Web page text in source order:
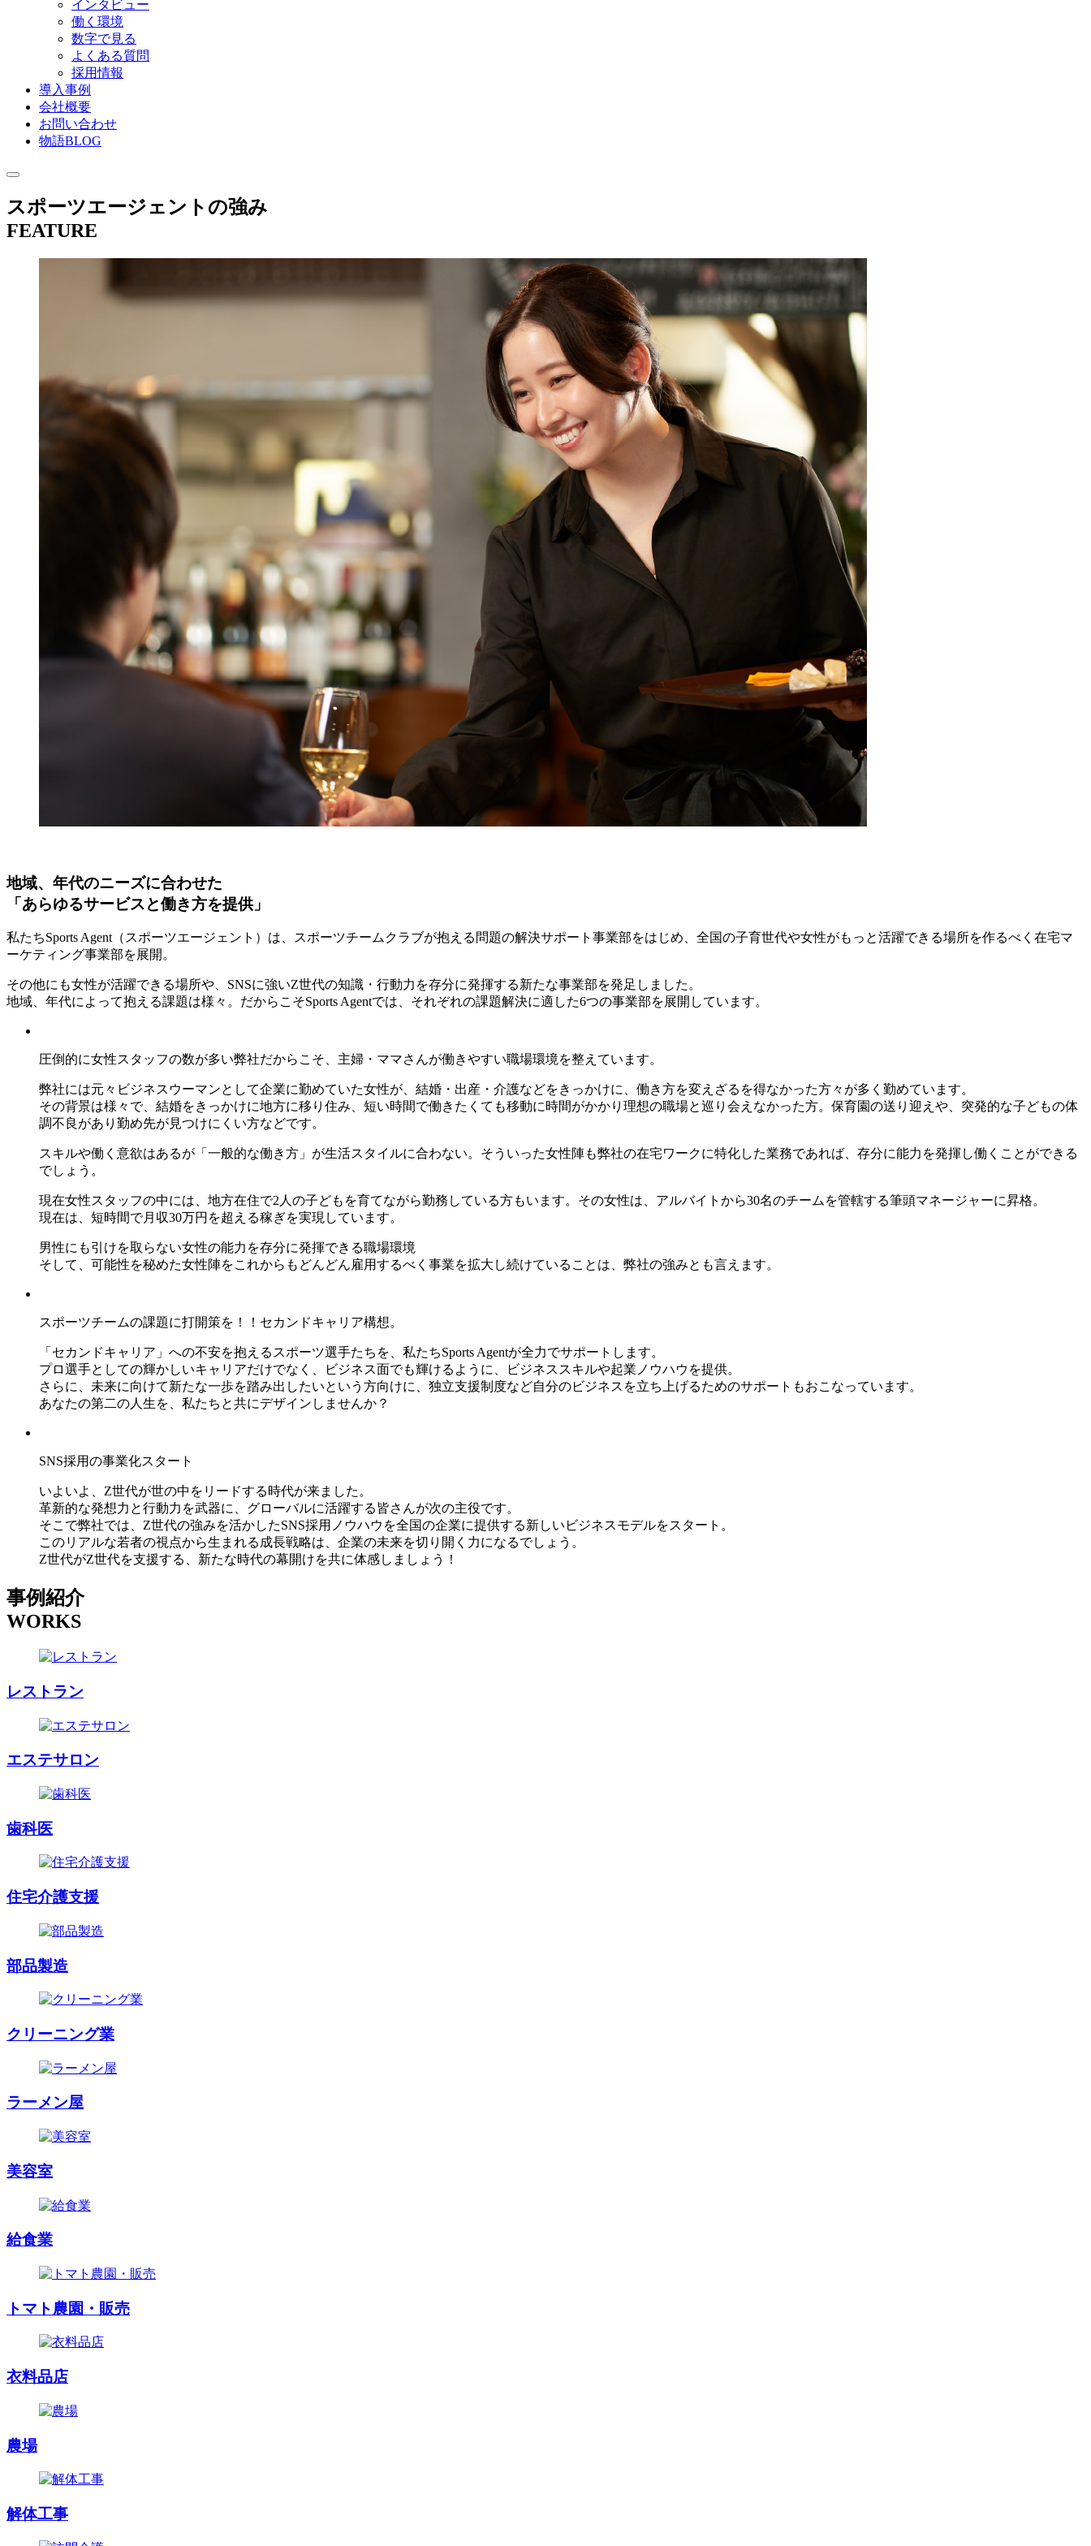
インタビュー
働く環境
数字で見る
よくある質問
採用情報
導入事例
会社概要
お問い合わせ
物語BLOG
スポーツエージェントの強み
FEATURE
地域、年代のニーズに合わせた
「あらゆるサービスと働き方を提供」
私たちSports Agent（スポーツエージェント）は、スポーツチームクラブが抱える問題の解決サポート事業部をはじめ、全国の子育世代や女性がもっと活躍できる場所を作るべく在宅マ
ーケティング事業部を展開。
その他にも女性が活躍できる場所や、SNSに強いZ世代の知識・行動力を存分に発揮する新たな事業部を発足しました。
地域、年代によって抱える課題は様々。だからこそSports Agentでは、それぞれの課題解決に適した6つの事業部を展開しています。
圧倒的に女性スタッフの数が多い弊社だからこそ、主婦・ママさんが働きやすい職場環境を整えています。
弊社には元々ビジネスウーマンとして企業に勤めていた女性が、結婚・出産・介護などをきっかけに、働き方を変えざるを得なかった方々が多く勤めています。
その背景は様々で、結婚をきっかけに地方に移り住み、短い時間で働きたくても移動に時間がかかり理想の職場と巡り会えなかった方。保育園の送り迎えや、突発的な子どもの体
調不良があり勤め先が見つけにくい方などです。
スキルや働く意欲はあるが「一般的な働き方」が生活スタイルに合わない。そういった女性陣も弊社の在宅ワークに特化した業務であれば、存分に能力を発揮し働くことができる
でしょう。
現在女性スタッフの中には、地方在住で2人の子どもを育てながら勤務している方もいます。その女性は、アルバイトから30名のチームを管轄する筆頭マネージャーに昇格。
現在は、短時間で月収30万円を超える稼ぎを実現しています。
男性にも引けを取らない女性の能力を存分に発揮できる職場環境
そして、可能性を秘めた女性陣をこれからもどんどん雇用するべく事業を拡大し続けていることは、弊社の強みとも言えます。
スポーツチームの課題に打開策を！！セカンドキャリア構想。
「セカンドキャリア」への不安を抱えるスポーツ選手たちを、私たちSports Agentが全力でサポートします。
プロ選手としての輝かしいキャリアだけでなく、ビジネス面でも輝けるように、ビジネススキルや起業ノウハウを提供。
さらに、未来に向けて新たな一歩を踏み出したいという方向けに、独立支援制度など自分のビジネスを立ち上げるためのサポートもおこなっています。
あなたの第二の人生を、私たちと共にデザインしませんか？
SNS採用の事業化スタート
いよいよ、Z世代が世の中をリードする時代が来ました。
革新的な発想力と行動力を武器に、グローバルに活躍する皆さんが次の主役です。
そこで弊社では、Z世代の強みを活かしたSNS採用ノウハウを全国の企業に提供する新しいビジネスモデルをスタート。
このリアルな若者の視点から生まれる成長戦略は、企業の未来を切り開く力になるでしょう。
Z世代がZ世代を支援する、新たな時代の幕開けを共に体感しましょう！
事例紹介
WORKS
レストラン
エステサロン
歯科医
住宅介護支援
部品製造
クリーニング業
ラーメン屋
美容室
給食業
トマト農園・販売
衣料品店
農場
解体工事